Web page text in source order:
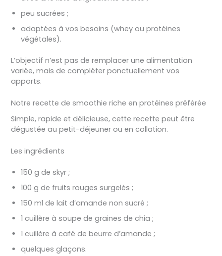
peu sucrées ;
adaptées à vos besoins (whey ou protéines
végétales).
L’objectif n’est pas de remplacer une alimentation
variée, mais de compléter ponctuellement vos
apports.
Notre recette de smoothie riche en protéines préférée
Simple, rapide et délicieuse, cette recette peut être
dégustée au petit-déjeuner ou en collation.
Les ingrédients
150 g de skyr ;
100 g de fruits rouges surgelés ;
150 ml de lait d’amande non sucré ;
1 cuillère à soupe de graines de chia ;
1 cuillère à café de beurre d’amande ;
quelques glaçons.